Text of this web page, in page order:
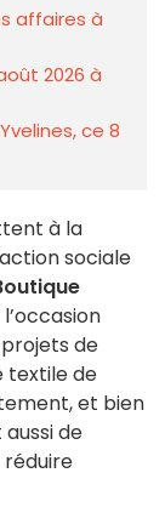
affaires à
2026 à
ce 8
à la
sociale
de
textile de
et bien
de